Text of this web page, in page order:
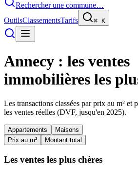
Rechercher une commune…
OutilsClassementsTarifs ⌘ K
Annecy : les ventes
immobilières les
Les transactions classées par prix au m² et
les ventes réelles (DVF, jusqu'en 2025).
Appartements
Maisons
Prix au m²
Montant total
Les ventes les plus chères